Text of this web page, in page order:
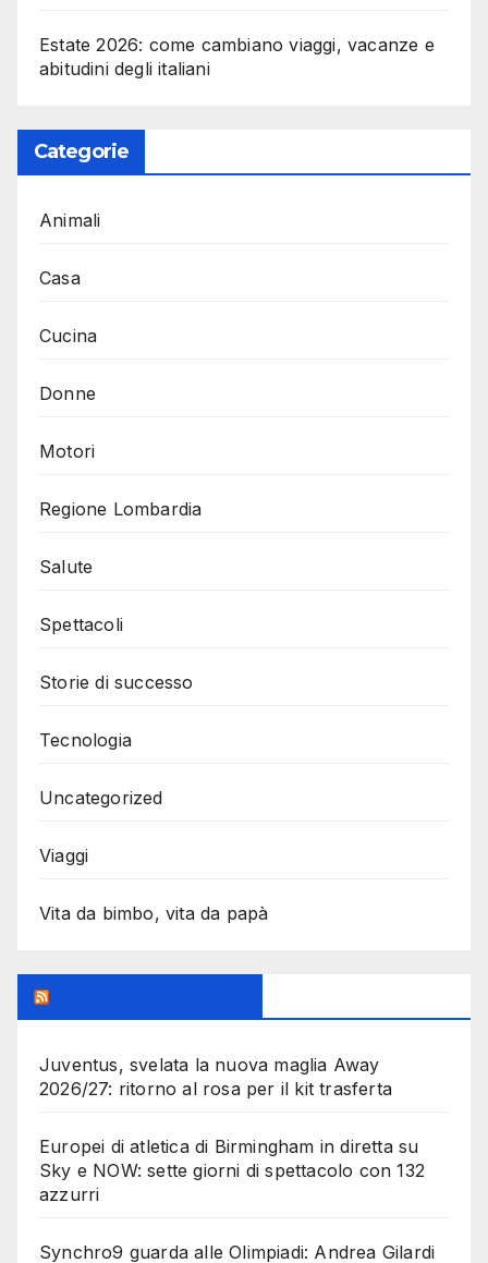
Estate 2026: come cambiano viaggi, vacanze e
abitudini degli italiani
Categorie
Animali
Casa
Cucina
Donne
Motori
Regione Lombardia
Salute
Spettacoli
Storie di successo
Tecnologia
Uncategorized
Viaggi
Vita da bimbo, vita da papà
Juventus, svelata la nuova maglia Away
2026/27: ritorno al rosa per il kit trasferta
Europei di atletica di Birmingham in diretta su
Sky e NOW: sette giorni di spettacolo con 132
azzurri
Synchro9 guarda alle Olimpiadi: Andrea Gilardi